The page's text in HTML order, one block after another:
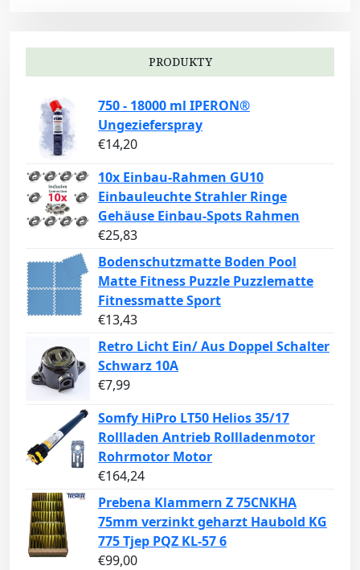
PRODUKTY
750 - 18000 ml IPERON®
Ungezieferspray
€14,20
10x Einbau-Rahmen GU10
Einbauleuchte Strahler Ringe
Gehäuse Einbau-Spots Rahmen
€25,83
Bodenschutzmatte Boden Pool
Matte Fitness Puzzle Puzzlematte
Fitnessmatte Sport
€13,43
Retro Licht Ein/ Aus Doppel Schalter
Schwarz 10A
€7,99
Somfy HiPro LT50 Helios 35/17
Rollladen Antrieb Rollladenmotor
Rohrmotor Motor
€164,24
Prebena Klammern Z 75CNKHA
75mm verzinkt geharzt Haubold KG
775 Tjep PQZ KL-57 6
€99,00